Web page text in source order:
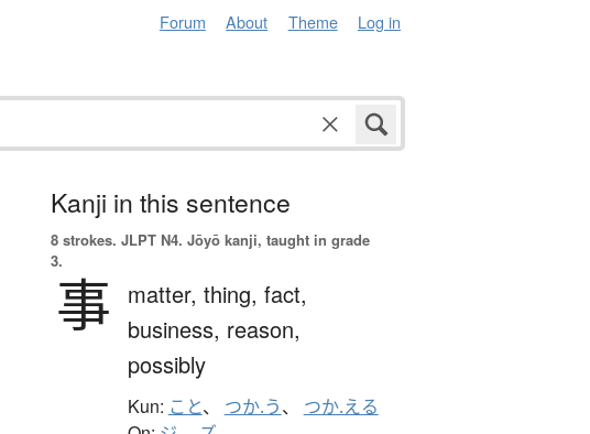
Forum About Theme Log in
Kanji in this sentence
8 strokes. JLPT N4. Jōyō kanji, taught in grade
3.
事 matter, thing, fact,
business, reason,
possibly
Kun: こと、 つか.う、 つか.える